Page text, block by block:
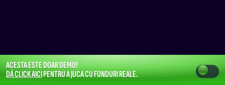
ACESTA ESTE DOAR DEMO!
DĂ CLICK AICIPENTRU A JUCA CU FONDURI REALE.